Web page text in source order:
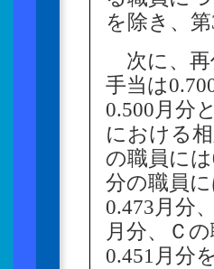
を除き、
次に、再
手当は
0.500月分
における
の職員に
分の職員
0.473月分
月分、Ｃ
0.451月分